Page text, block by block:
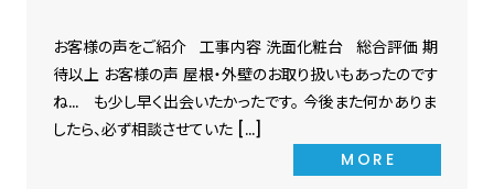
お客様の声をご紹介 工事内容 洗面化粧台 総合評価 期
待以上 お客様の声 屋根・外壁のお取り扱いもあったのです
ね… も少し早く出会いたかったです。 今後また何かありま
したら、必ず相談させていた […]
MORE